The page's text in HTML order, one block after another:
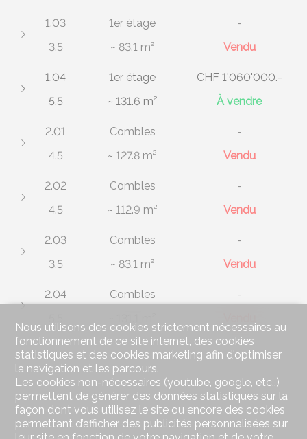
1.03
3.5
1er étage
~ 83.1 m²
-
Vendu
1.04
5.5
1er étage
~ 131.6 m²
CHF 1'060'000.-
À vendre
2.01
4.5
Combles
~ 127.8 m²
-
Vendu
2.02
4.5
Combles
~ 112.9 m²
-
Vendu
2.03
3.5
Combles
~ 83.1 m²
-
Vendu
2.04
Combles
-
Nous utilisons des cookies strictement nécessaires au
fonctionnement de ce site internet, des cookies
statistiques et des cookies marketing afin d'optimiser
la navigation et les parcours.
Les cookies non-nécessaires (youtube, google, etc..)
permettent de générer des données statistiques sur la
façon dont vous utilisez le site ou encore des cookies
permettant d’afficher des publicités personnalisées sur